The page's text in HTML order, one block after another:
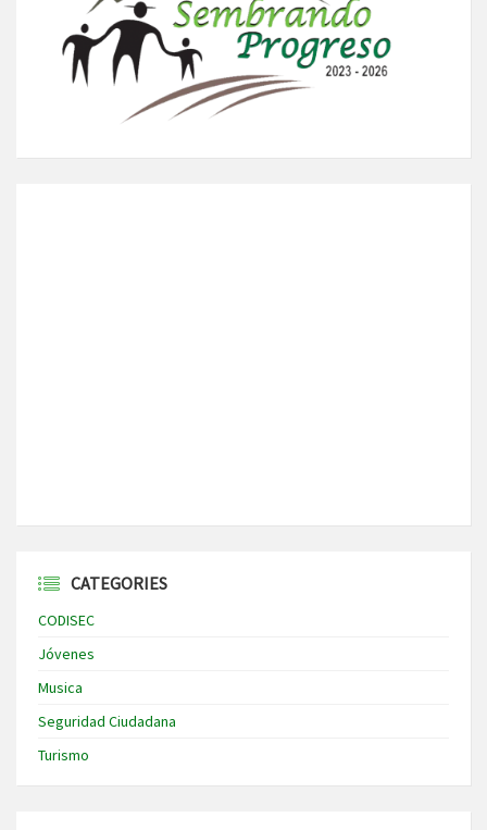
CATEGORIES
CODISEC
Jóvenes
Musica
Seguridad Ciudadana
Turismo